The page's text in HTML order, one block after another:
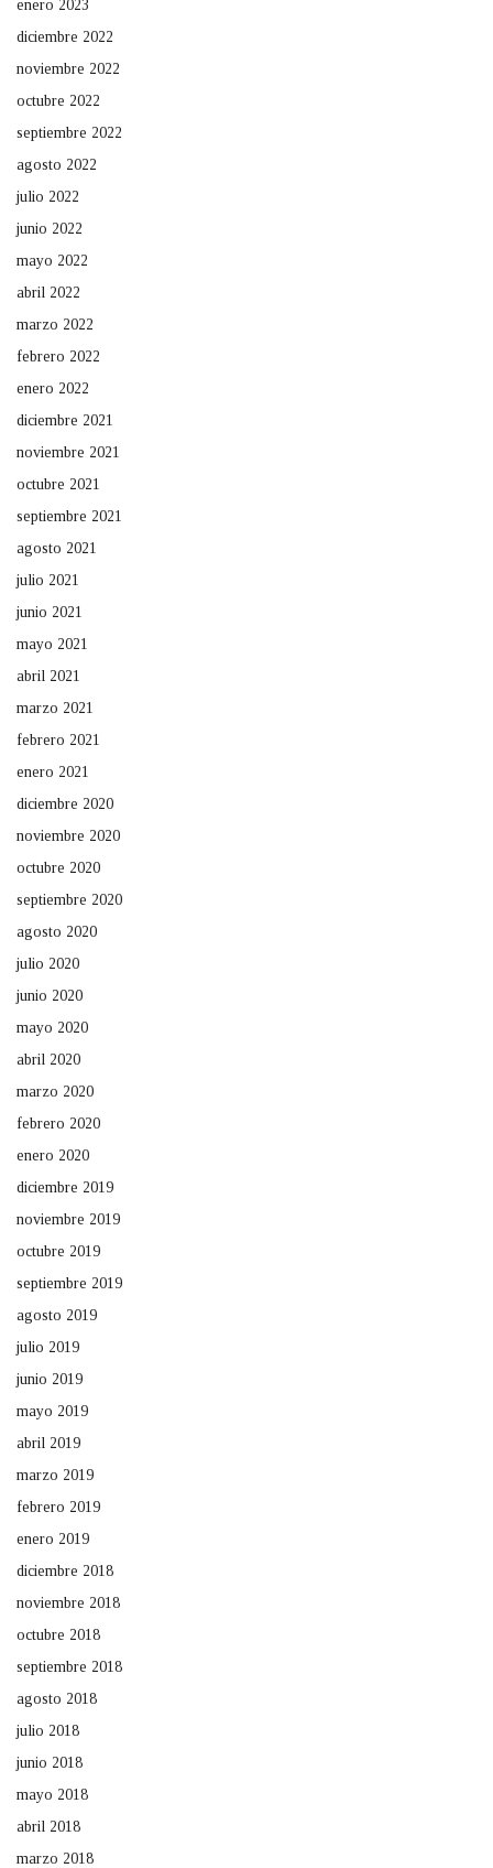
enero 2023
diciembre 2022
noviembre 2022
octubre 2022
septiembre 2022
agosto 2022
julio 2022
junio 2022
mayo 2022
abril 2022
marzo 2022
febrero 2022
enero 2022
diciembre 2021
noviembre 2021
octubre 2021
septiembre 2021
agosto 2021
julio 2021
junio 2021
mayo 2021
abril 2021
marzo 2021
febrero 2021
enero 2021
diciembre 2020
noviembre 2020
octubre 2020
septiembre 2020
agosto 2020
julio 2020
junio 2020
mayo 2020
abril 2020
marzo 2020
febrero 2020
enero 2020
diciembre 2019
noviembre 2019
octubre 2019
septiembre 2019
agosto 2019
julio 2019
junio 2019
mayo 2019
abril 2019
marzo 2019
febrero 2019
enero 2019
diciembre 2018
noviembre 2018
octubre 2018
septiembre 2018
agosto 2018
julio 2018
junio 2018
mayo 2018
abril 2018
marzo 2018